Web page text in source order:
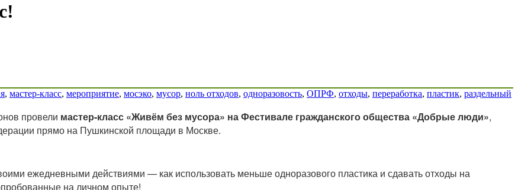
, мастер-класс, мероприятие, мосэко, мусор, ноль отходов, одноразовость, ОПРФ, отходы, переработка, пластик, раздельный
провели мастер-класс «Живём без мусора» на Фестивале гражданского общества «Добрые люди»,
прямо на Пушкинской площади в Москве.
ежедневными действиями — как использовать меньше одноразового пластика и сдавать отходы на
на личном опыте!